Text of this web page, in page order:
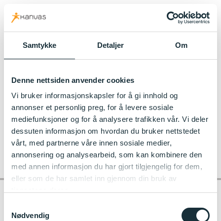
Samtykke Detaljer Om
Denne nettsiden anvender cookies
Vi bruker informasjonskapsler for å gi innhold og
annonser et personlig preg, for å levere sosiale
mediefunksjoner og for å analysere trafikken vår. Vi deler
dessuten informasjon om hvordan du bruker nettstedet
vårt, med partnerne våre innen sosiale medier,
annonsering og analysearbeid, som kan kombinere den
med annen informasjon du har gjort tilgjengelig for dem,
eller som de har samlet inn gjennom din bruk av
Nødvendig
kanvas.no
Kanvas_Kjekstadmarka_3642 (2)